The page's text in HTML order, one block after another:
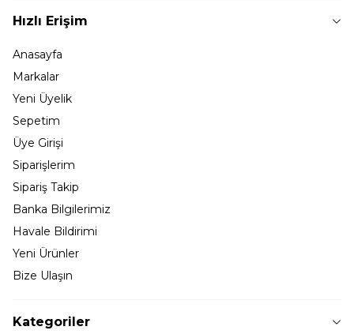
Hızlı Erişim
Anasayfa
Markalar
Yeni Üyelik
Sepetim
Üye Girişi
Siparişlerim
Sipariş Takip
Banka Bilgilerimiz
Havale Bildirimi
Yeni Ürünler
Bize Ulaşın
Kategoriler